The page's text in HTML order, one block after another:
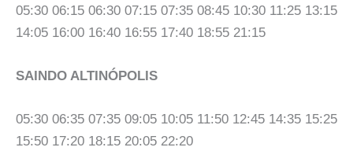
05:30 06:15 06:30 07:15 07:35 08:45 10:30 11:25 13:15
14:05 16:00 16:40 16:55 17:40 18:55 21:15
SAINDO ALTINÓPOLIS
05:30 06:35 07:35 09:05 10:05 11:50 12:45 14:35 15:25
15:50 17:20 18:15 20:05 22:20